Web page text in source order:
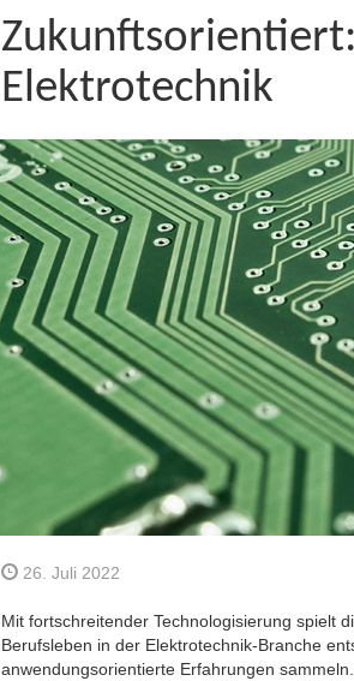
Elektrotechnik
26. Juli 2022
Mit fortschreitender Technologisierung spielt
Berufsleben in der Elektrotechnik-Branche
anwendungsorientierte Erfahrungen